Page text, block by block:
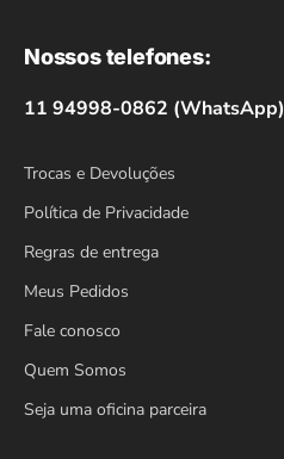
Nossos telefones:
11 94998-0862 (WhatsApp)
Trocas e Devoluções
Política de Privacidade
Regras de entrega
Meus Pedidos
Fale conosco
Quem Somos
Seja uma oficina parceira